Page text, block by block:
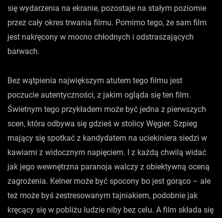
się wydarzenia na ekranie, pozostaje na stałym poziomie
przez cały okres trwania filmu. Pomimo tego, że sam film
jest nakręcony w mocno chłodnych i odstraszających
barwach.
Bez wątpienia największym atutem tego filmu jest
poczucie autentyczności, z jakim ogląda się ten film.
Świetnym tego przykładem może być jedna z pierwszych
scen, która odbywa się gdzieś w stolicy Węgier. Szpieg
mający się spotkać z kandydatem na uciekiniera siedzi w
kawiarni z widocznym napięciem. I z każdą chwilą widać
jak jego wewnętrzna paranoja walczy z obiektywną oceną
zagrożenia. Kelner może być spocony bo jest gorąco – ale
też może byś zestresowanym tajniakiem, podobnie jak
kręcący się w pobliżu ludzie niby bez celu. A film składa się